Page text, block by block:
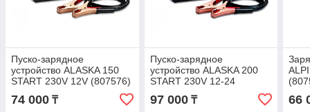
Пуско-зарядное
устройство ALASKA 150
START 230V 12V (807576)
74 000 ₸
Пуско-зарядное
устройство ALASKA 200
START 230V 12-24
97 000₸ 66